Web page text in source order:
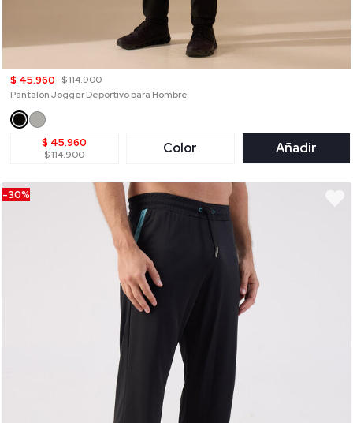
$ 45.960 $ 114.900
Pantalón Jogger Deportivo para Hombre
$ 45.960
$ 114.900 Color Añadir
-30%